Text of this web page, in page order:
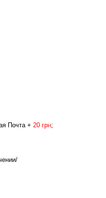
Почта + 20 грн;